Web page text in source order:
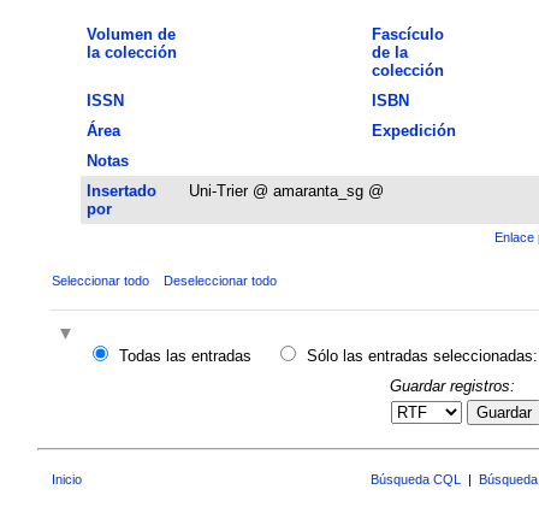
Volumen de
la colección
Fascículo
de la
colección
ISSN
ISBN
Área
Expedición
Notas
Insertado
por
Uni-Trier @ amaranta_sg @
Enlace
Seleccionar todo Deseleccionar todo
Todas las entradas
Sólo las entradas seleccionadas:
Guardar registros:
Guardar
Inicio Búsqueda CQL